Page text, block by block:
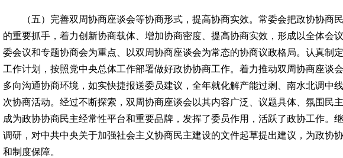
（五）完善双周协商座谈会等协商形式，提高协商实效。常委会把政协协商
的重要抓手，着力创新协商载体、增加协商密度、提高协商实效，形成以全体会
委会议和专题协商会为重点、以双周协商座谈会为常态的协商议政格局。认真制
工作计划，按照党中央总体工作部署做好政协协商工作。着力推动双周协商座谈
多向沟通协商环境，如实快捷报送委员建议，全年就化解产能过剩、南水北调中
次协商活动。经过不断探索，双周协商座谈会以其内容广泛、议题具体、氛围民
成为政协协商民主经常性平台和重要品牌，发挥了委员作用，活跃了政协工作。
调研，对中共中央关于加强社会主义协商民主建设的文件起草提出建议，为政协
和制度保障。